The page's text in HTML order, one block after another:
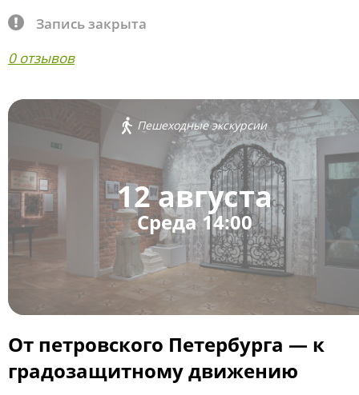
Запись закрыта
0 отзывов
Пешеходные экскурсии
12 августа
Среда 14:00
От петровского Петербурга — к
градозащитному движению